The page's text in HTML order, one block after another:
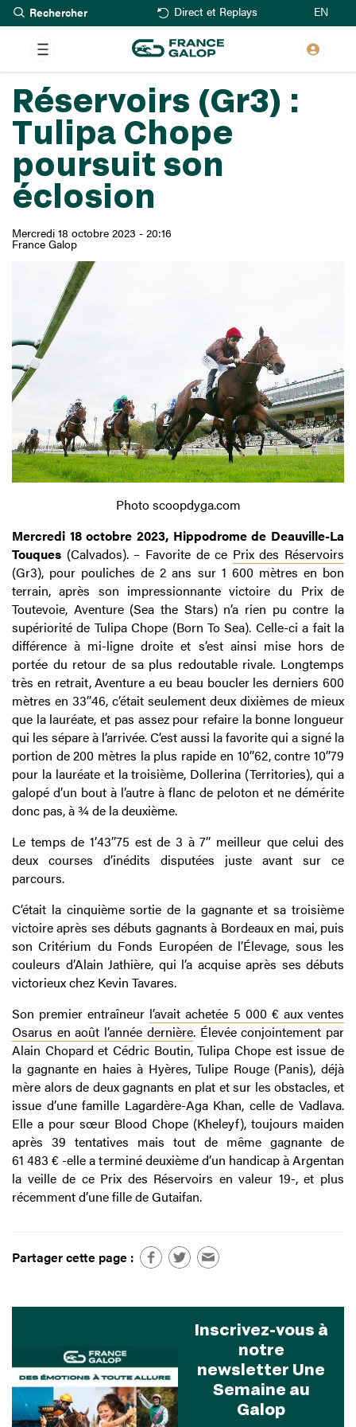
Aller
au
contenu
principal
Rechercher Direct et Replays EN
Réservoirs (Gr3) :
Tulipa Chope
poursuit son
éclosion
Mercredi 18 octobre 2023 - 20:16
France Galop
Photo scoopdyga.com
Mercredi 18 octobre 2023, Hippodrome de Deauville-La
Touques (Calvados). – Favorite de ce Prix des Réservoirs
(Gr3), pour pouliches de 2 ans sur 1 600 mètres en bon
terrain, après son impressionnante victoire du Prix de
Toutevoie, Aventure (Sea the Stars) n’a rien pu contre la
supériorité de Tulipa Chope (Born To Sea). Celle-ci a fait la
différence à mi-ligne droite et s’est ainsi mise hors de
portée du retour de sa plus redoutable rivale. Longtemps
très en retrait, Aventure a eu beau boucler les derniers 600
mètres en 33’’46, c’était seulement deux dixièmes de mieux
que la lauréate, et pas assez pour refaire la bonne longueur
qui les sépare à l’arrivée. C’est aussi la favorite qui a signé la
portion de 200 mètres la plus rapide en 10’’62, contre 10’’79
pour la lauréate et la troisième, Dollerina (Territories), qui a
galopé d’un bout à l’autre à flanc de peloton et ne démérite
donc pas, à ¾ de la deuxième.
Le temps de 1’43’’75 est de 3 à 7’’ meilleur que celui des
deux courses d’inédits disputées juste avant sur ce
parcours.
C’était la cinquième sortie de la gagnante et sa troisième
victoire après ses débuts gagnants à Bordeaux en mai, puis
son Critérium du Fonds Européen de l’Élevage, sous les
couleurs d’Alain Jathière, qui l’a acquise après ses débuts
victorieux chez Kevin Tavares.
Son premier entraîneur l’avait achetée 5 000 € aux ventes
Osarus en août l’année dernière. Élevée conjointement par
Alain Chopard et Cédric Boutin, Tulipa Chope est issue de
la gagnante en haies à Hyères, Tulipe Rouge (Panis), déjà
mère alors de deux gagnants en plat et sur les obstacles, et
issue d’une famille Lagardère-Aga Khan, celle de Vadlava.
Elle a pour sœur Blood Chope (Kheleyf), toujours maiden
après 39 tentatives mais tout de même gagnante de
61 483 € -elle a terminé deuxième d’un handicap à Argentan
la veille de ce Prix des Réservoirs en valeur 19-, et plus
récemment d’une fille de Gutaifan.
Partager cette page :
Inscrivez-vous à
notre
newsletter Une
Semaine au
Galop